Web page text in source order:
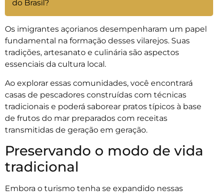
do Brasil?
Os imigrantes açorianos desempenharam um papel
fundamental na formação desses vilarejos. Suas
tradições, artesanato e culinária são aspectos
essenciais da cultura local.
Ao explorar essas comunidades, você encontrará
casas de pescadores construídas com técnicas
tradicionais e poderá saborear pratos típicos à base
de frutos do mar preparados com receitas
transmitidas de geração em geração.
Preservando o modo de vida
tradicional
Embora o turismo tenha se expandido nessas